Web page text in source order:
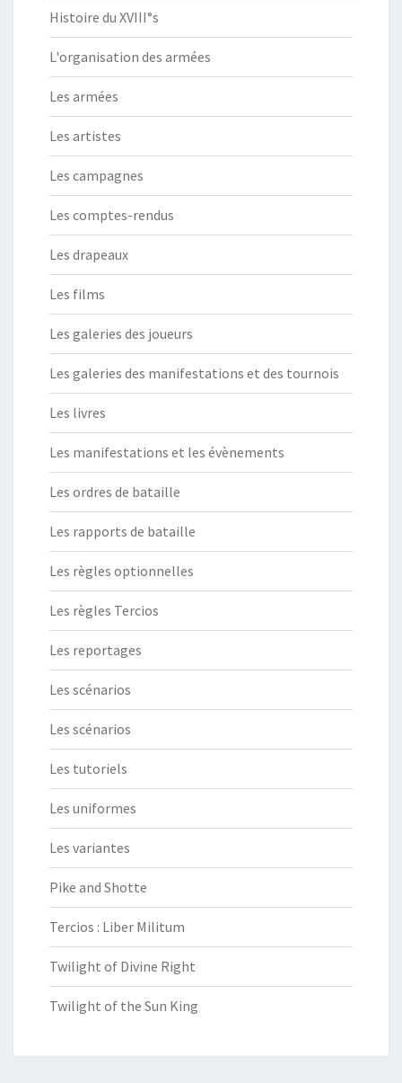
Histoire du XVIII°s
L'organisation des armées
Les armées
Les artistes
Les campagnes
Les comptes-rendus
Les drapeaux
Les films
Les galeries des joueurs
Les galeries des manifestations et des tournois
Les livres
Les manifestations et les évènements
Les ordres de bataille
Les rapports de bataille
Les règles optionnelles
Les règles Tercios
Les reportages
Les scénarios
Les scénarios
Les tutoriels
Les uniformes
Les variantes
Pike and Shotte
Tercios : Liber Militum
Twilight of Divine Right
Twilight of the Sun King